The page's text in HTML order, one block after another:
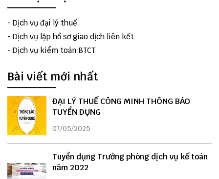
- Dịch vụ đại lý thuế
- Dịch vụ lập hồ sơ giao dịch liên kết
- Dịch vụ kiểm toán BTCT
Bài viết mới nhất
ĐẠI LÝ THUẾ CÔNG MINH THÔNG BÁO
TUYỂN DỤNG
07/05/2025
Tuyển dụng Trưởng phòng dịch vụ kế toán
năm 2022